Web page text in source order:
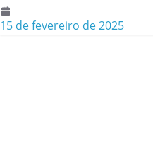
15 de fevereiro de 2025